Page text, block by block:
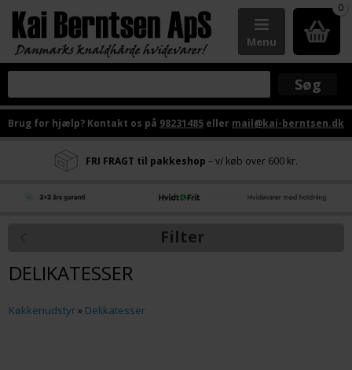
0
Menu
Brug for hjælp? Kontakt os på 98231485 eller mail@kai-berntsen.dk
FRI FRAGT til pakkeshop – v/ køb over 600 kr.
Filter
DELIKATESSER
Køkkenudstyr» Delikatesser